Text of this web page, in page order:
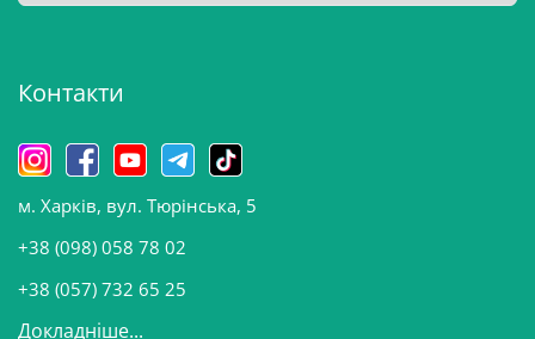
в
н
о
в
и
Контакти
м. Харків, вул. Тюрінська, 5
+38 (098) 058 78 02
+38 (057) 732 65 25
Докладніше...